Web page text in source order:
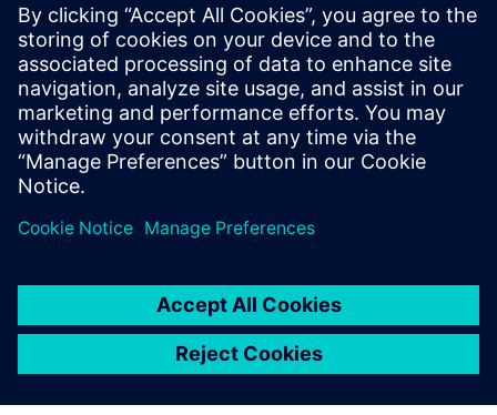
Calculator
Berechnen Sie den CO2-
Fußabdruck und die Kosten
von Produkten, um Strategien
zur Reduzierung des CO2-
Fußabdrucks zu entwickeln.